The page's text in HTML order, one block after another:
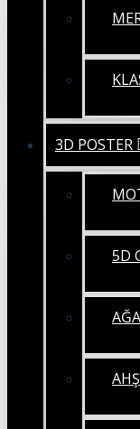
3D POSTER
5D